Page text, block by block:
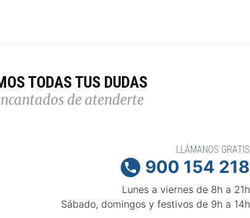
TODAS TUS DUDAS
de atenderte
LLÁMANOS GRATIS
 900 154 218
Lunes a viernes de 8h a 21h
Sábado, domingos y festivos de 9h a 14h